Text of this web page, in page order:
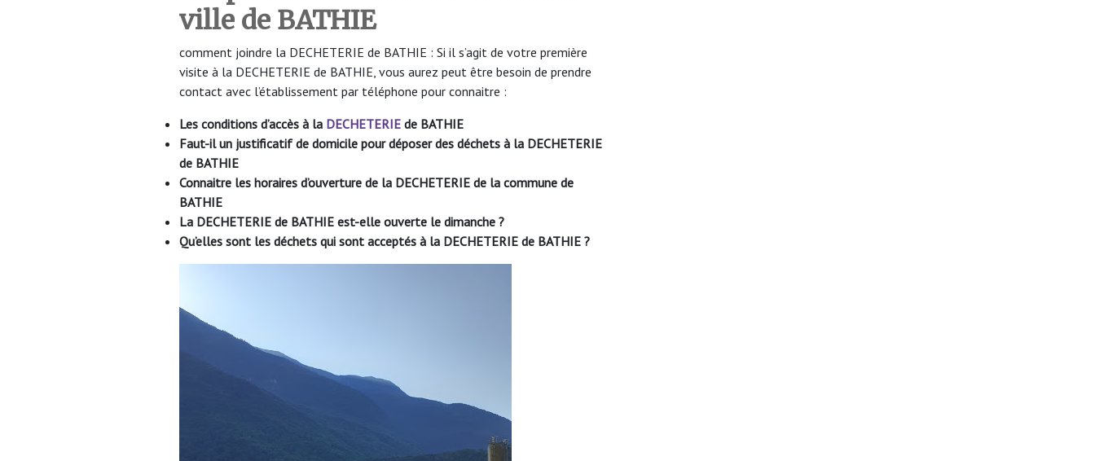
ville de BATHIE
comment joindre la DECHETERIE de BATHIE : Si il s’agit de votre première
visite à la DECHETERIE de BATHIE, vous aurez peut être besoin de prendre
contact avec l’établissement par téléphone pour connaitre :
Les conditions d’accès à la DECHETERIE de BATHIE
Faut-il un justificatif de domicile pour déposer des déchets à la DECHETERIE
de BATHIE
Connaitre les horaires d’ouverture de la DECHETERIE de la commune de
BATHIE
La DECHETERIE de BATHIE est-elle ouverte le dimanche ?
Qu’elles sont les déchets qui sont acceptés à la DECHETERIE de BATHIE ?